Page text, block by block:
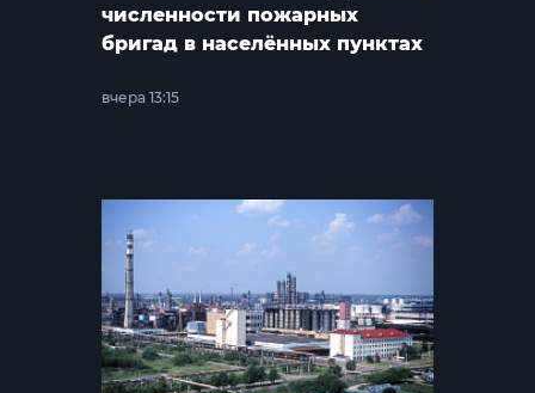
численности пожарных
бригад в населённых пунктах
вчера 13:15